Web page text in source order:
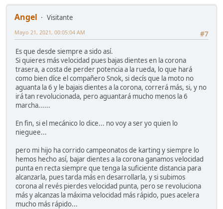
Angel
Visitante
#7
Mayo 21, 2021, 00:05:04 AM
Es que desde siempre a sido así.
Si quieres más velocidad pues bajas dientes en la corona
trasera, a costa de perder potencia a la rueda, lo que hará
como bien díce el compañero Snok, si decís que la moto no
aguanta la 6 y le bajais dientes a la corona, correrá más, si, y no
irá tan revolucionada, pero aguantará mucho menos la 6
marcha......
En fin, si el mecánico lo dice... no voy a ser yo quien lo
nieguee...
pero mi hijo ha corrido campeonatos de karting y siempre lo
hemos hecho así, bajar dientes a la corona ganamos velocidad
punta en recta siempre que tenga la suficiente distancia para
alcanzarla, pues tarda más en desarrollarla, y si subimos
corona al revés pierdes velocidad punta, pero se revoluciona
más y alcanzas la máxima velocidad más rápido, pues acelera
mucho más rápido...